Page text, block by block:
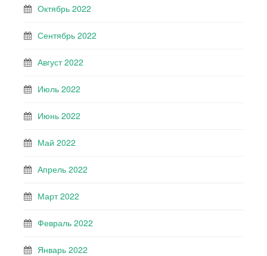
Октябрь 2022
Сентябрь 2022
Август 2022
Июль 2022
Июнь 2022
Май 2022
Апрель 2022
Март 2022
Февраль 2022
Январь 2022